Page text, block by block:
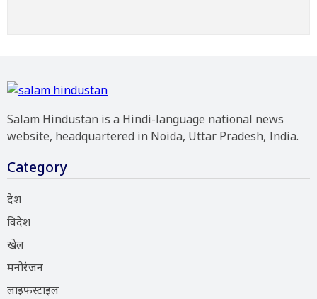
Salam Hindustan is a Hindi-language national news
website, headquartered in Noida, Uttar Pradesh, India.
Category
देश
विदेश
खेल
मनोरंजन
लाइफस्टाइल